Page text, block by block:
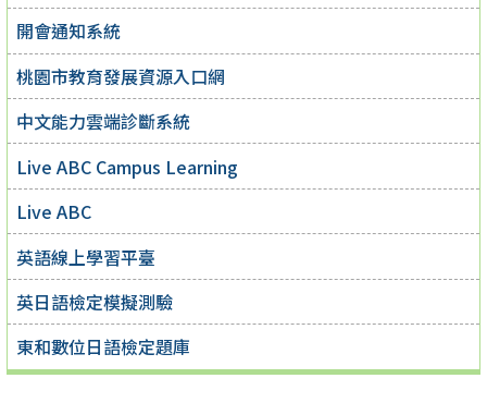
開會通知系統
桃園市教育發展資源入口網
中文能力雲端診斷系統
Live ABC Campus Learning
Live ABC
英語線上學習平臺
英日語檢定模擬測驗
東和數位日語檢定題庫